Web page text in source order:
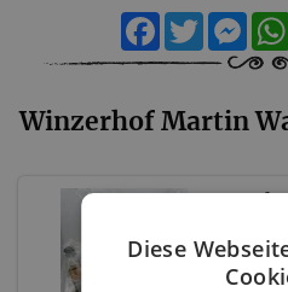
FacebookTwitter
Winzerhof Martin
Diese